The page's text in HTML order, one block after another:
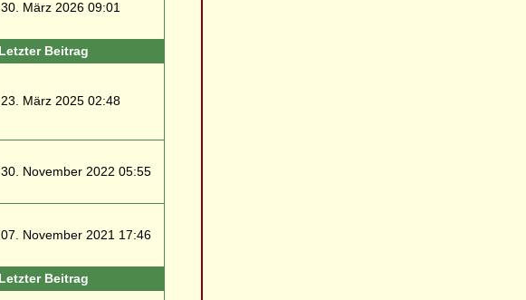
30. März 2026 09:01
Letzter Beitrag
23. März 2025 02:48
30. November 2022 05:55
07. November 2021 17:46
Letzter Beitrag